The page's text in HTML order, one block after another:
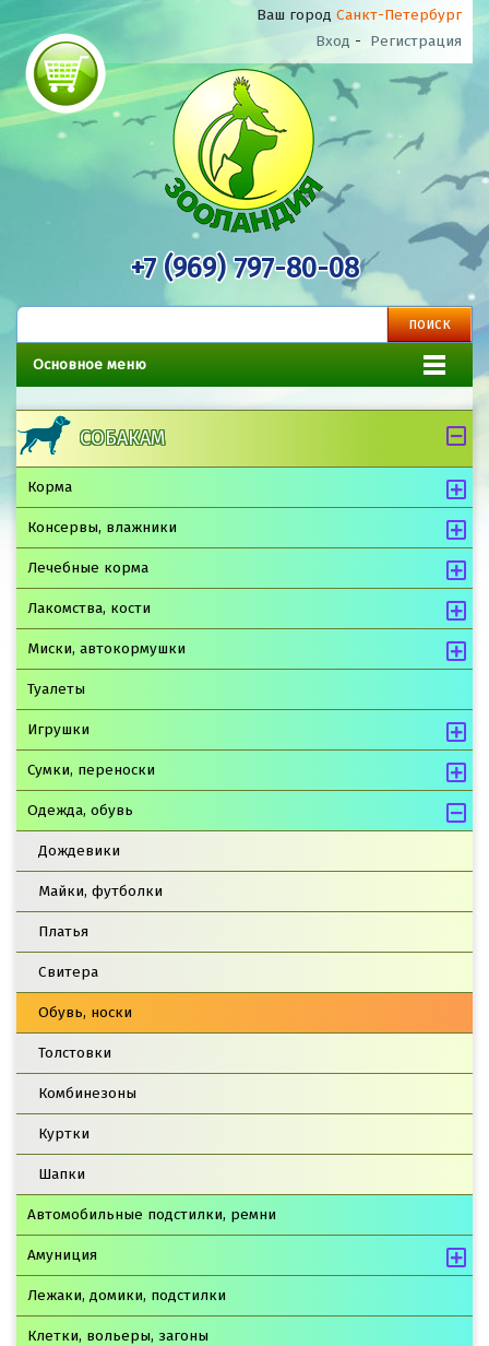
Ваш город Санкт-Петербург
Вход - Регистрация
+7 (969) 797-80-08
Основное меню
СОБАКАМ
Корма
Консервы, влажники
Лечебные корма
Лакомства, кости
Миски, автокормушки
Туалеты
Игрушки
Сумки, переноски
Одежда, обувь
Дождевики
Майки, футболки
Платья
Свитера
Обувь, носки
Толстовки
Комбинезоны
Куртки
Шапки
Автомобильные подстилки, ремни
Амуниция
Лежаки, домики, подстилки
Клетки, вольеры, загоны